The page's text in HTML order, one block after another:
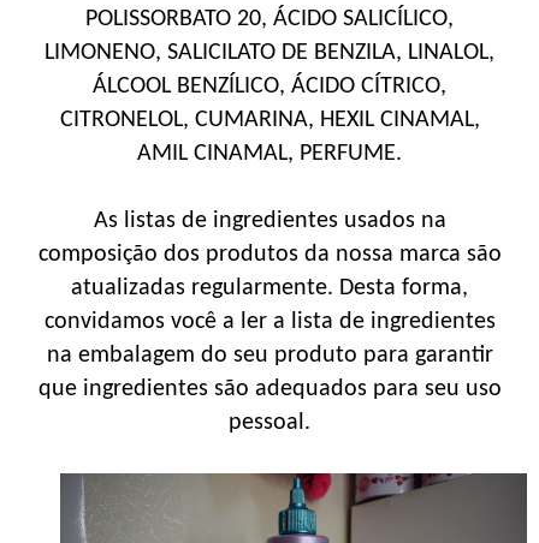
POLISSORBATO 20, ÁCIDO SALICÍLICO,
LIMONENO, SALICILATO DE BENZILA, LINALOL,
ÁLCOOL BENZÍLICO, ÁCIDO CÍTRICO,
CITRONELOL, CUMARINA, HEXIL CINAMAL,
AMIL CINAMAL, PERFUME.
As listas de ingredientes usados na
composição dos produtos da nossa marca são
atualizadas regularmente. Desta forma,
convidamos você a ler a lista de ingredientes
na embalagem do seu produto para garantir
que ingredientes são adequados para seu uso
pessoal.